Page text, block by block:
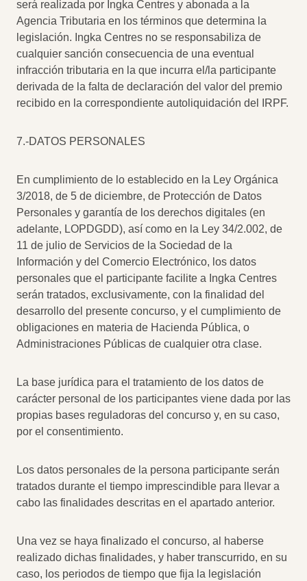
será realizada por Ingka Centres y abonada a la
Agencia Tributaria en los términos que determina la
legislación. Ingka Centres no se responsabiliza de
cualquier sanción consecuencia de una eventual
infracción tributaria en la que incurra el/la participante
derivada de la falta de declaración del valor del premio
recibido en la correspondiente autoliquidación del IRPF.
7.-DATOS PERSONALES
En cumplimiento de lo establecido en la Ley Orgánica
3/2018, de 5 de diciembre, de Protección de Datos
Personales y garantía de los derechos digitales (en
adelante, LOPDGDD), así como en la Ley 34/2.002, de
11 de julio de Servicios de la Sociedad de la
Información y del Comercio Electrónico, los datos
personales que el participante facilite a Ingka Centres
serán tratados, exclusivamente, con la finalidad del
desarrollo del presente concurso, y el cumplimiento de
obligaciones en materia de Hacienda Pública, o
Administraciones Públicas de cualquier otra clase.
La base jurídica para el tratamiento de los datos de
carácter personal de los participantes viene dada por las
propias bases reguladoras del concurso y, en su caso,
por el consentimiento.
Los datos personales de la persona participante serán
tratados durante el tiempo imprescindible para llevar a
cabo las finalidades descritas en el apartado anterior.
Una vez se haya finalizado el concurso, al haberse
realizado dichas finalidades, y haber transcurrido, en su
caso, los periodos de tiempo que fija la legislación